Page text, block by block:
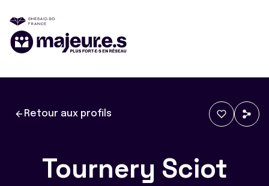
Retour aux profils
Tournery Sciot